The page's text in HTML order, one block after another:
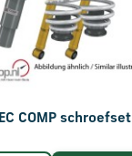
COMP schroefset